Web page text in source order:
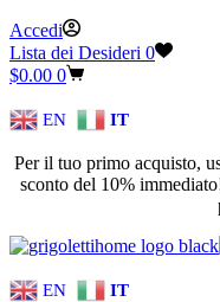
Accedi
Lista dei Desideri 0
Carrello
$0.00 0
EN IT
Per il tuo primo acquisto,
sconto del 10%
EN IT